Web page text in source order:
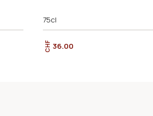
75cl
CHF 36.00